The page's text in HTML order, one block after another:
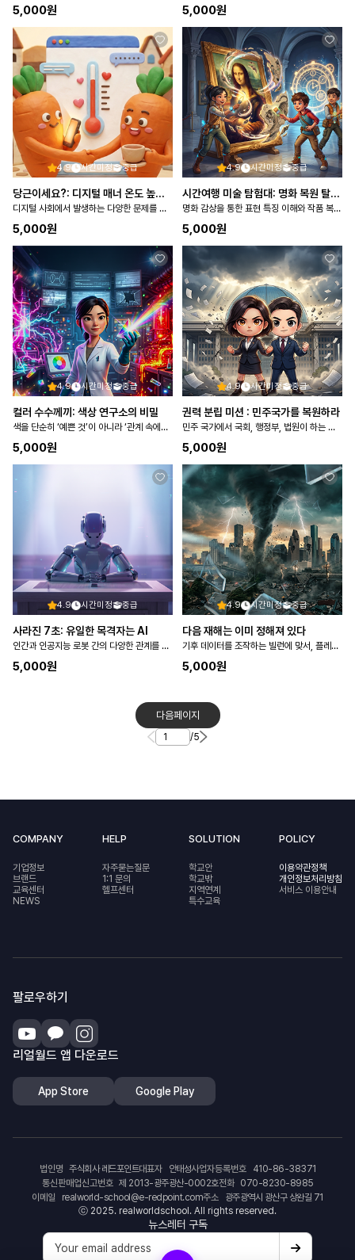
5,000원 5,000원
4.9 시간미정 중급
당근이세요?: 디지털 매너 온도 높이기
디지털 사회에서 발생하는 다양한 문제를 살펴보고, 해결방안을 탐구하여 정보통신 윤리에 대한 민감성을 기른다
5,000원
4.9 시간미정 중급
시간여행 미술 탐험대: 명화 복원 탈출 작전
명화 감상을 통한 표현 특징 이해와 작품 복원 활동
5,000원
4.9 시간미정 중급
컬러 수수께끼: 색상 연구소의 비밀
색을 단순히 ‘예쁜 것’이 아니라 ‘관계 속에서 변화하는 요소’로 인식
5,000원
4.9 시간미정 중급
권력 분립 미션 : 민주국가를 복원하라
민주 국가에서 국회, 행정부, 법원이 하는 일에 대해 이해하고, 각 국가기관의 권력을 분립하는 이유를 탐색한…
5,000원
4.9 시간미정 중급
사라진 7초: 유일한 목격자는 AI
인간과 인공지능 로봇 간의 다양한 관계를 파악하고 도덕에 기반을 둔 관계 형성의 필요성을 탐구한다
5,000원
4.9 시간미정 중급
다음 재해는 이미 정해져 있다
기후 데이터를 조작하는 빌런에 맞서, 플레이어가 국가 재해 대응 특별 구조대 ARC의 신입 대원이 되어 계절…
5,000원
다음페이지
/5
COMPANY
기업정보
브랜드
교육센터
NEWS
HELP
자주묻는질문
1:1 문의
헬프센터
SOLUTION
학교안
학교밖
지역연계
특수교육
POLICY
이용약관정책
개인정보처리방침
서비스 이용안내
팔로우하기
리얼월드 앱 다운로드
App Store Google Play
법인명 주식회사 레드포인트대표자 안태성사업자등록번호
410-86-38371
통신판매업신고번호 제 2013-광주광산-0002호전화
070-8230-8985
이메일
realworld-school@e-redpoint.com주소
광주광역시 광산구 상완길 71
ⓒ 2025. realworldschool. All rights reserved.
뉴스레터 구독